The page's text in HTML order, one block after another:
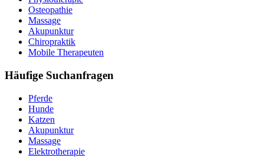
Osteopathie
Massage
Akupunktur
Chiropraktik
Mobile Therapeuten
Häufige Suchanfragen
Pferde
Hunde
Katzen
Akupunktur
Massage
Elektrotherapie